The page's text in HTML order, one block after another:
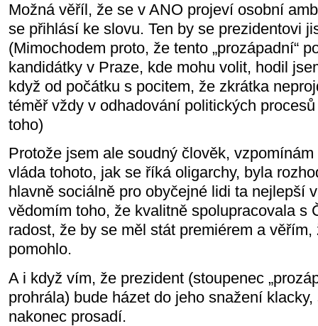
Možná věříl, že se v ANO projeví osobní
se přihlásí ke slovu. Ten by se prezidentovi
(Mimochodem proto, že tento „prozápadní“
kandidátky v Praze, kde mohu volit, hodil
když od počátku s pocitem, že zkrátka
téměř vždy v odhadování politických
toho)
Protože jsem ale soudný člověk,
vláda tohoto, jak se říká oligarchy, byla
hlavně sociálně pro obyčejné lidi ta nejlepší
vědomím toho, že kvalitně spolupracovala s
radost, že by se měl stát premiérem a
pomohlo.
A i když vím, že prezident (stoupenec
prohrála) bude házet do jeho snažení
nakonec prosadí.